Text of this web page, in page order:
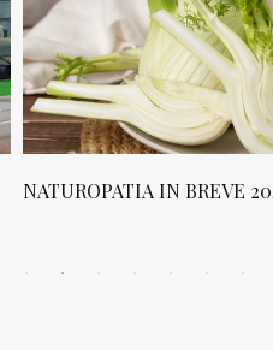
NATUROPATIA IN BREVE